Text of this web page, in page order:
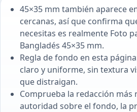
45×35 mm también aparece
cercanas, así que confirma
necesitas es realmente Foto
Bangladés 45×35 mm.
Regla de fondo en esta
claro y uniforme, sin textura
que distraigan.
Comprueba la redacción más
autoridad sobre el fondo, la